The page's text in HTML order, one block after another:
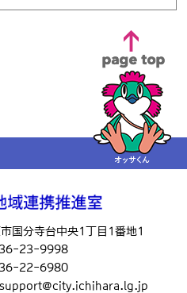
国分寺台中央1丁目1番地1
23-9998
22-6980